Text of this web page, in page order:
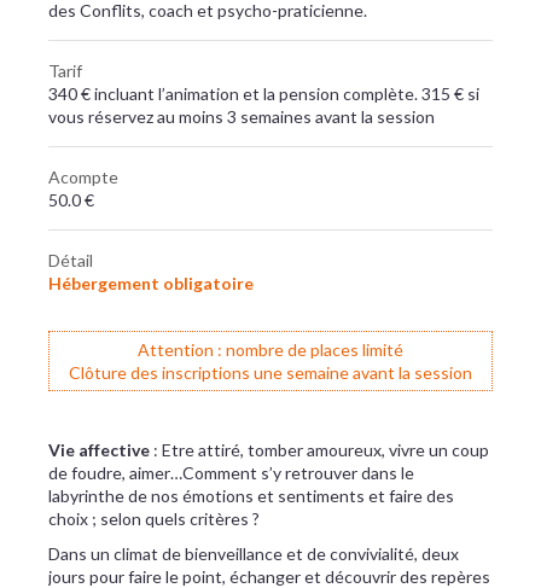
des Conflits, coach et psycho-praticienne.
Tarif
340 € incluant l’animation et la pension complète. 315 € si
vous réservez au moins 3 semaines avant la session
Acompte
50.0 €
Détail
Hébergement obligatoire
Attention : nombre de places limité
Clôture des inscriptions une semaine avant la session
Vie affective : Etre attiré, tomber amoureux, vivre un coup
de foudre, aimer…Comment s’y retrouver dans le
labyrinthe de nos émotions et sentiments et faire des
choix ; selon quels critères ?
Dans un climat de bienveillance et de convivialité, deux
jours pour faire le point, échanger et découvrir des repères